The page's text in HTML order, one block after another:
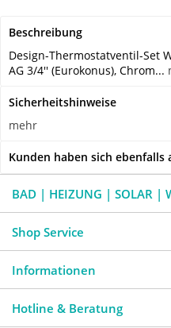
Beschreibung
Design-Thermostatventil-Set
AG 3/4'' (Eurokonus), Chrom...
Sicherheitshinweise
mehr
Kunden haben sich ebenfalls
BAD | HEIZUNG | SOLAR |
Shop Service
Informationen
Hotline & Beratung